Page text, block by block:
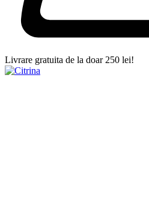
Livrare gratuita de la doar 250 lei!